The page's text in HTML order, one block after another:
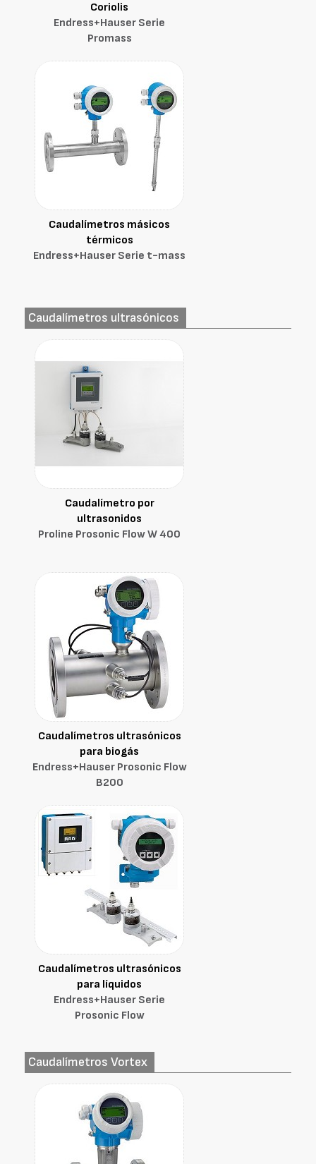
Coriolis
Endress+Hauser Serie
Promass
Caudalímetros másicos
térmicos
Endress+Hauser Serie t-mass
Caudalímetros ultrasónicos
Caudalímetro por
ultrasonidos
Proline Prosonic Flow W 400
Caudalímetros ultrasónicos
para biogás
Endress+Hauser Prosonic Flow
B200
Caudalímetros ultrasónicos
para líquidos
Endress+Hauser Serie
Prosonic Flow
Caudalímetros Vortex